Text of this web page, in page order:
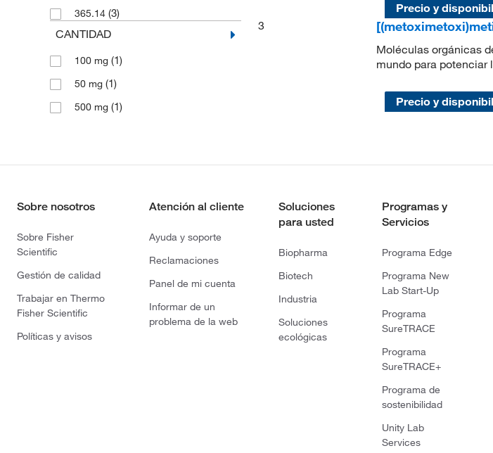
365.14 (3)
CANTIDAD
100 mg (1)
50 mg (1)
500 mg (1)
Precio y
3
Moléculas orgánicas
mundo para
Precio y
Sobre nosotros
Sobre Fisher
Scientific
Gestión de calidad
Trabajar en Thermo
Fisher Scientific
Políticas y avisos
Atención al cliente
Ayuda y soporte
Reclamaciones
Panel de mi cuenta
Informar de un
problema de la web
Soluciones
para usted
Biopharma
Biotech
Industria
Soluciones
ecológicas
Programas y
Servicios
Programa Edge
Programa New
Lab Start-Up
Programa
SureTRACE
Programa
SureTRACE+
Programa de
sostenibilidad
Unity Lab
Services